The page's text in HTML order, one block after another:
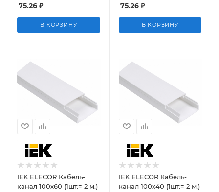
75.26 ₽
В КОРЗИНУ
75.26₽
В КОРЗИНУ
IEK ELECOR Кабель-
канал 100х60 (1шт.= 2 м.)
IEK ELECOR Кабель-
канал 100х40 (1шт.= 2 м.)